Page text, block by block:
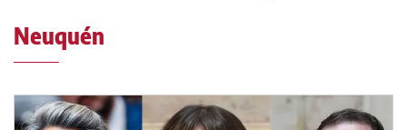
Neuquén